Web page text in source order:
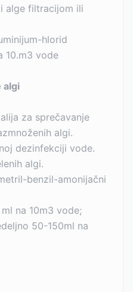
alge filtracijom ili
hlorid
10.m3 vode
algi
za sprečavanje
algi.
dezinfekciji vode.
algi.
benzil-amonijačni
na 10m3 vode;
50-150ml na